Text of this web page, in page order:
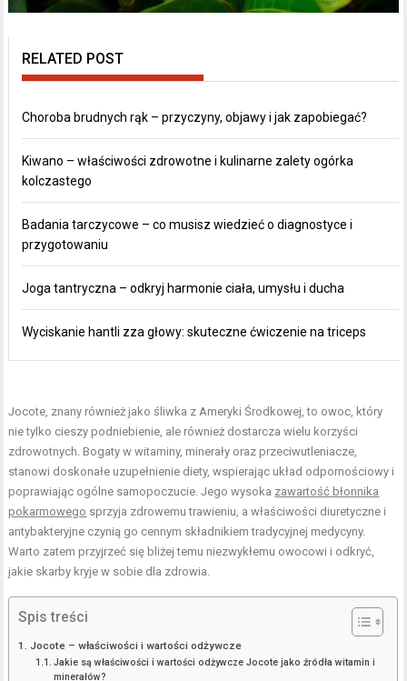
RELATED POST
Choroba brudnych rąk – przyczyny, objawy i jak zapobiegać?
Kiwano – właściwości zdrowotne i kulinarne zalety ogórka
kolczastego
Badania tarczycowe – co musisz wiedzieć o diagnostyce i
przygotowaniu
Joga tantryczna – odkryj harmonie ciała, umysłu i ducha
Wyciskanie hantli zza głowy: skuteczne ćwiczenie na triceps
Jocote, znany również jako śliwka z Ameryki Środkowej, to owoc, który
nie tylko cieszy podniebienie, ale również dostarcza wielu korzyści
zdrowotnych. Bogaty w witaminy, minerały oraz przeciwutleniacze,
stanowi doskonałe uzupełnienie diety, wspierając układ odpornościowy i
poprawiając ogólne samopoczucie. Jego wysoka zawartość błonnika
pokarmowego sprzyja zdrowemu trawieniu, a właściwości diuretyczne i
antybakteryjne czynią go cennym składnikiem tradycyjnej medycyny.
Warto zatem przyjrzeć się bliżej temu niezwykłemu owocowi i odkryć,
jakie skarby kryje w sobie dla zdrowia.
Spis treści
Jocote – właściwości i wartości odżywcze
Jakie są właściwości i wartości odżywcze Jocote jako źródła witamin i
minerałów?